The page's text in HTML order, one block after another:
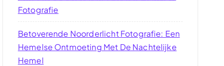
Fotografie
Betoverende Noorderlicht Fotografie: Een
Hemelse Ontmoeting Met De Nachtelijke
Hemel